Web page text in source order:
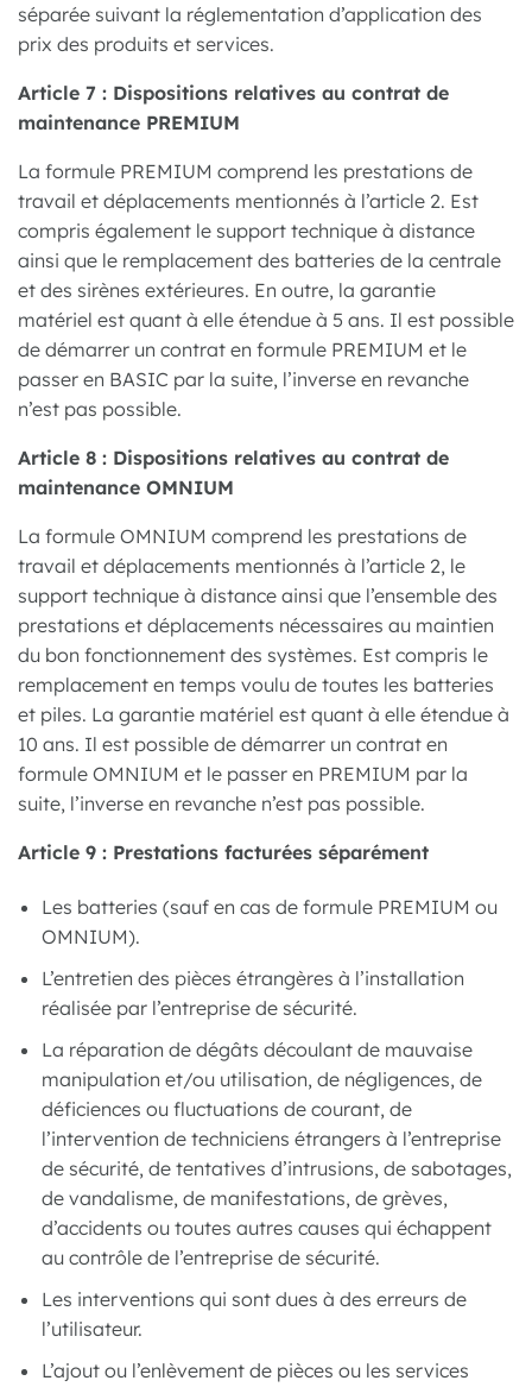
séparée suivant la réglementation d’application des
prix des produits et services.
Article 7 : Dispositions relatives au contrat de
maintenance PREMIUM
La formule PREMIUM comprend les prestations de
travail et déplacements mentionnés à l’article 2. Est
compris également le support technique à distance
ainsi que le remplacement des batteries de la centrale
et des sirènes extérieures. En outre, la garantie
matériel est quant à elle étendue à 5 ans. Il est possible
de démarrer un contrat en formule PREMIUM et le
passer en BASIC par la suite, l’inverse en revanche
n’est pas possible.
Article 8 : Dispositions relatives au contrat de
maintenance OMNIUM
La formule OMNIUM comprend les prestations de
travail et déplacements mentionnés à l’article 2, le
support technique à distance ainsi que l’ensemble des
prestations et déplacements nécessaires au maintien
du bon fonctionnement des systèmes. Est compris le
remplacement en temps voulu de toutes les batteries
et piles. La garantie matériel est quant à elle étendue à
10 ans. Il est possible de démarrer un contrat en
formule OMNIUM et le passer en PREMIUM par la
suite, l’inverse en revanche n’est pas possible.
Article 9 : Prestations facturées séparément
Les batteries (sauf en cas de formule PREMIUM ou
OMNIUM).
L’entretien des pièces étrangères à l’installation
réalisée par l’entreprise de sécurité.
La réparation de dégâts découlant de mauvaise
manipulation et/ou utilisation, de négligences, de
déficiences ou fluctuations de courant, de
l’intervention de techniciens étrangers à l’entreprise
de sécurité, de tentatives d’intrusions, de sabotages,
de vandalisme, de manifestations, de grèves,
d’accidents ou toutes autres causes qui échappent
au contrôle de l’entreprise de sécurité.
Les interventions qui sont dues à des erreurs de
l’utilisateur.
L’ajout ou l’enlèvement de pièces ou les services